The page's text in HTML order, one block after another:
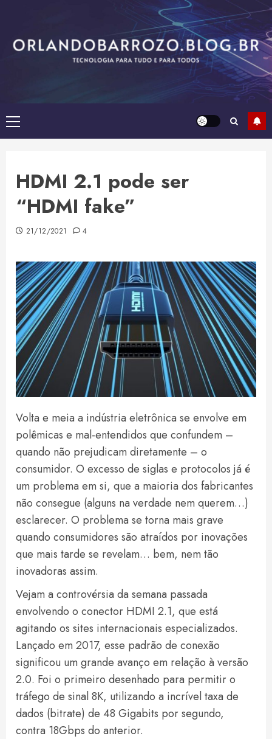
content
Primary
Menu
HDMI 2.1 pode ser
“HDMI fake”
21/12/2021 4
Volta e meia a indústria eletrônica se envolve em
polêmicas e mal-entendidos que confundem –
quando não prejudicam diretamente – o
consumidor. O excesso de siglas e protocolos já é
um problema em si, que a maioria dos fabricantes
não consegue (alguns na verdade nem querem…)
esclarecer. O problema se torna mais grave
quando consumidores são atraídos por inovações
que mais tarde se revelam… bem, nem tão
inovadoras assim.
Vejam a controvérsia da semana passada
envolvendo o conector HDMI 2.1, que está
agitando os sites internacionais especializados.
Lançado em 2017, esse padrão de conexão
significou um grande avanço em relação à versão
2.0. Foi o primeiro desenhado para permitir o
tráfego de sinal 8K, utilizando a incrível taxa de
dados (bitrate) de 48 Gigabits por segundo,
contra 18Gbps do anterior.